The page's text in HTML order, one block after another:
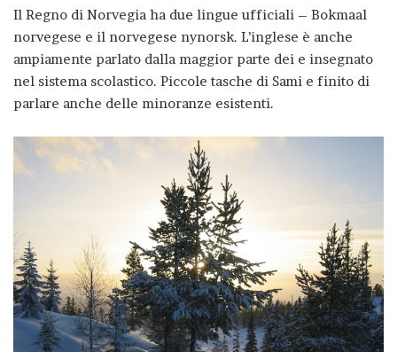
Il Regno di Norvegia ha due lingue ufficiali – Bokmaal
norvegese e il norvegese nynorsk. L’inglese è anche
ampiamente parlato dalla maggior parte dei e insegnato
nel sistema scolastico. Piccole tasche di Sami e finito di
parlare anche delle minoranze esistenti.